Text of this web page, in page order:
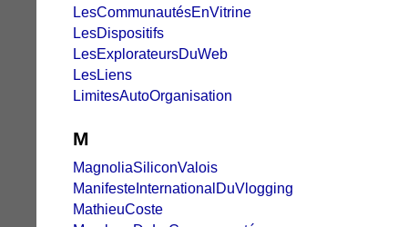
LesCommunautésEnVitrine
LesDispositifs
LesExplorateursDuWeb
LesLiens
LimitesAutoOrganisation
M
MagnoliaSiliconValois
ManifesteInternationalDuVlogging
MathieuCoste